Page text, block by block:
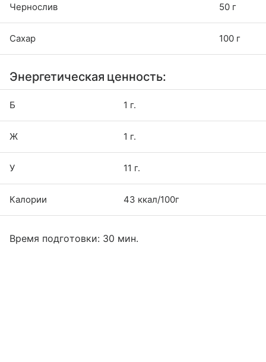
Чернослив 50 г
Сахар 100 г
Энергетическая ценность:
Б 1 г.
Ж 1 г.
У 11 г.
Калории 43 ккал/100г
Время подготовки: 30 мин.